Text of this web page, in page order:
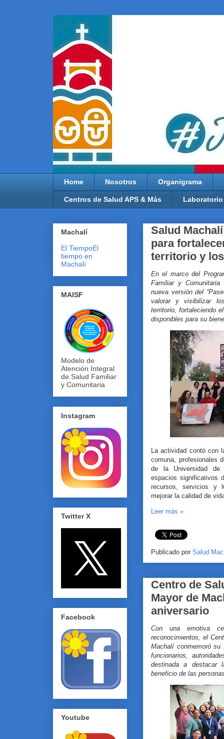
Home Nosotros Organigrama
Centros de Salud APS & Más Laboratorio
Salud
para
territorio y
En el marco del
Familiar y
nueva versión del
valorar y visibilizar
territorio, fortaleciendo
disponibles para su
La actividad contó con
comuna, profesionales
de la Universidad de
espacios significativos
recursos, servicios y
mejorar la calidad de
Leer más »
Publicado por Salud
Centro de
Mayor de
aniversario
Con una emotiva
reconocimientos, el
Machalí conmemoró su
funcionarios,
destinada a destacar
beneficio de las
Machalí
El TiempoEl
tiempo en
Machalí
MAISF
Modelo de
Atención Integral
de Salud Familiar
y Comunitaria
Instagram
Twitter X
Facebook
Youtube